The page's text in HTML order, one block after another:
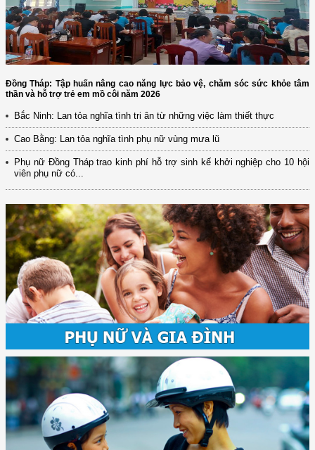
Đồng Tháp: Tập huấn nâng cao năng lực bảo vệ, chăm sóc sức khỏe tâm
thần và hỗ trợ trẻ em mồ côi năm 2026
Bắc Ninh: Lan tỏa nghĩa tình tri ân từ những việc làm thiết thực
Cao Bằng: Lan tỏa nghĩa tình phụ nữ vùng mưa lũ
Phụ nữ Đồng Tháp trao kinh phí hỗ trợ sinh kế khởi nghiệp cho 10 hội
viên phụ nữ có...